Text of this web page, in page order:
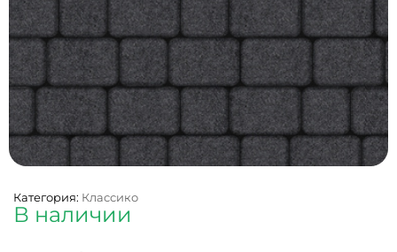
Категория: Классико
В наличии